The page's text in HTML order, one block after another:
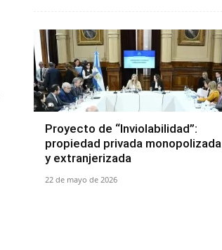
Proyecto de “Inviolabilidad”:
propiedad privada monopolizada
y extranjerizada
22 de mayo de 2026